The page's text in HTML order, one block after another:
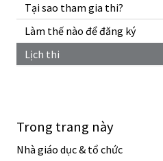
Tại sao tham gia thi?
Làm thế nào để đăng ký
Lịch thi
Trong trang này
Nhà giáo dục & tổ chức